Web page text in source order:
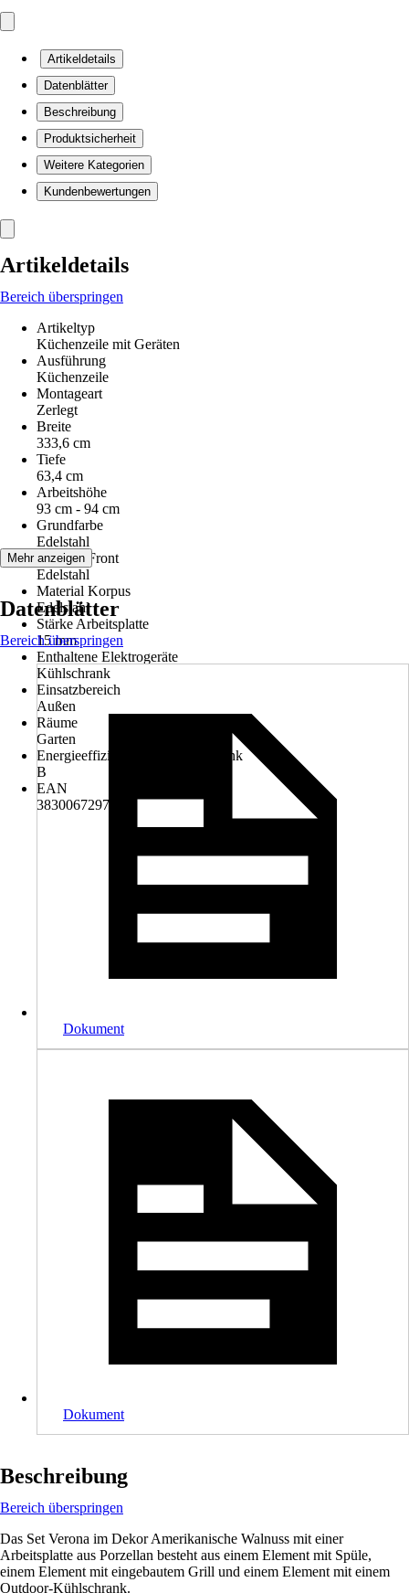
Artikeldetails
Datenblätter
Beschreibung
Produktsicherheit
Weitere Kategorien
Kundenbewertungen
Artikeldetails
Bereich überspringen
Artikeltyp
Küchenzeile mit Geräten
Ausführung
Küchenzeile
Montageart
Zerlegt
Breite
333,6 cm
Tiefe
63,4 cm
Arbeitshöhe
93 cm - 94 cm
Grundfarbe
Edelstahl
Material Front
Edelstahl
Material Korpus
Edelstahl
Stärke Arbeitsplatte
15 mm
Enthaltene Elektrogeräte
Kühlschrank
Einsatzbereich
Außen
Räume
Garten
Energieeffizienzklasse Kühlschrank
B
EAN
3830067297504
Mehr anzeigen
Datenblätter
Bereich überspringen
Dokument
Dokument
Beschreibung
Bereich überspringen
Das Set Verona im Dekor Amerikanische Walnuss mit einer
Arbeitsplatte aus Porzellan besteht aus einem Element mit Spüle,
einem Element mit eingebautem Grill und einem Element mit einem
Outdoor-Kühlschrank.